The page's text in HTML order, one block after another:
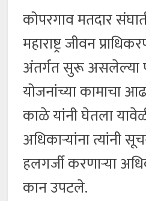
कोपरगाव मतदार
महाराष्ट्र जीवन
अंतर्गत सुरू असलेल्या
योजनांच्या कामाचा
काळे यांनी घेतला
अधिकाऱ्यांना त्यांनी
हलगर्जी करणाऱ्या
कान उपटले.